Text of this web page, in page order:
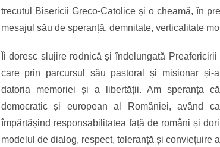
trecutul Bisericii Greco-Catolice și o cheamă, în
mesajul său de speranță, demnitate, verticalitate
Îi doresc slujire rodnică și îndelungată
care prin parcursul său pastoral și misionar și-
datoria memoriei și a libertății. Am speranța
democratic și european al României, având
împărtășind responsabilitatea față de români și
modelul de dialog, respect, toleranță și conviețuire